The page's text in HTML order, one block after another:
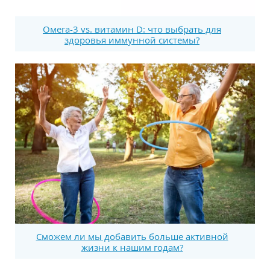
Омега-3 vs. витамин D: что выбрать для
здоровья иммунной системы?
Сможем ли мы добавить больше активной
жизни к нашим годам?